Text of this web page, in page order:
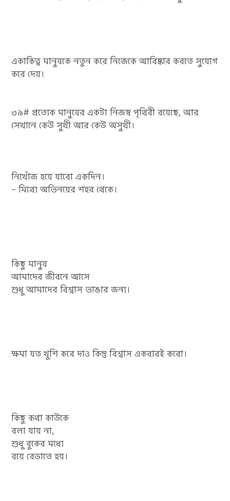
একাকিত্ব মানুষকে নতুন করে নিজেকে আবিষ্কার করতে সুযোগ
করে দেয়।
৩৯# প্রত্যেক মানুষের একটা নিজস্ব পৃথিবী রয়েছে, আর
সেখানে কেউ সুখী আর কেউ অসুখী।
নিখোঁজ হয়ে যাবো একদিন।
– মিথ্যে অভিনয়ের শহর থেকে।
কিছু মানুষ
আমাদের জীবনে আসে
শুধু আমাদের বিশ্বাস ভাঙার জন্য।
ক্ষমা যত খুশি করে দাও কিন্তু বিশ্বাস একবারই করো।
কিছু কথা কাউকে
বলা যায় না,
শুধু বুকের মধ্যে
বয়ে বেড়াতে হয়।